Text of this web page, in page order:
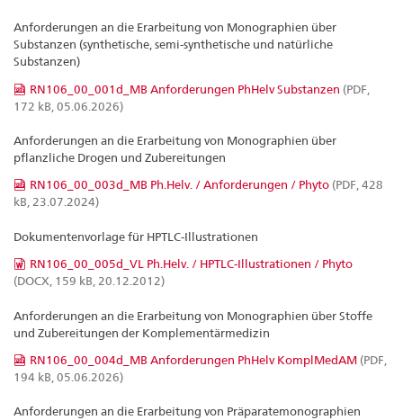
Anforderungen an die Erarbeitung von Monographien über
Substanzen (synthetische, semi-synthetische und natürliche
Substanzen)
RN106_00_001d_MB Anforderungen PhHelv Substanzen (PDF,
172 kB, 05.06.2026)
Anforderungen an die Erarbeitung von Monographien über
pflanzliche Drogen und Zubereitungen
RN106_00_003d_MB Ph.Helv. / Anforderungen / Phyto (PDF, 428
kB, 23.07.2024)
Dokumentenvorlage für HPTLC-Illustrationen
RN106_00_005d_VL Ph.Helv. / HPTLC-Illustrationen / Phyto
(DOCX, 159 kB, 20.12.2012)
Anforderungen an die Erarbeitung von Monographien über Stoffe
und Zubereitungen der Komplementärmedizin
RN106_00_004d_MB Anforderungen PhHelv KomplMedAM (PDF,
194 kB, 05.06.2026)
Anforderungen an die Erarbeitung von Präparatemonographien